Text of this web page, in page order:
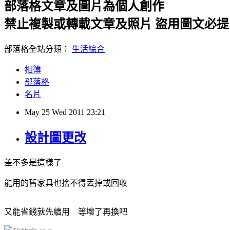
部落格文章及圖片為個人創作
禁止複製或轉載文章及照片 盜用圖文必
部落格全站分類： 生活綜合
相簿
部落格
名片
May 25 Wed 2011 23:21
設計圖更改
差不多是這樣了
能用的舊家具也捨不得丟掉或回收
又能省錢就先續用 等壞了再換吧